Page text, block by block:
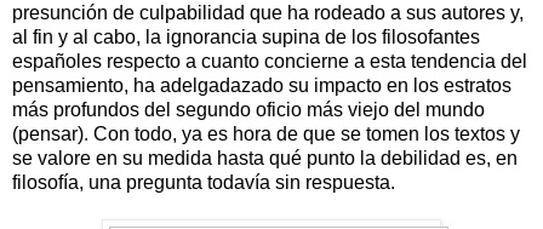
presunción de culpabilidad que ha rodeado a sus autores y,
al fin y al cabo, la ignorancia supina de los filosofantes
españoles respecto a cuanto concierne a esta tendencia del
pensamiento, ha adelgadazado su impacto en los estratos
más profundos del segundo oficio más viejo del mundo
(pensar). Con todo, ya es hora de que se tomen los textos y
se valore en su medida hasta qué punto la debilidad es, en
filosofía, una pregunta todavía sin respuesta.